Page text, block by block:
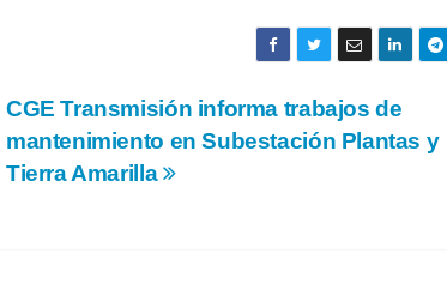
CGE Transmisión informa trabajos de
mantenimiento en Subestación Plantas y
Tierra Amarilla